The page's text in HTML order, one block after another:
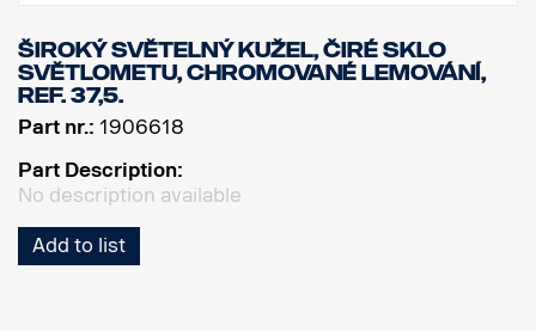
Široký světelný kužel, čiré sklo
světlometu, chromované lemování,
Ref. 37,5.
Part nr.: 1906618
Part Description:
No description available
Add to list